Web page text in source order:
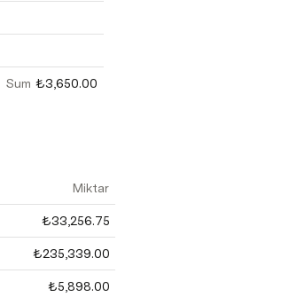
₺3,650.00
Sum
Miktar
₺33,256.75
₺235,339.00
₺5,898.00